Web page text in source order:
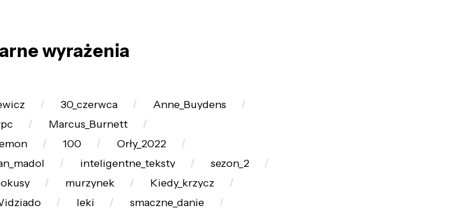
wyrażenia
30_czerwca
Anne_Buydens
Marcus_Burnett
100
Orły_2022
inteligentne_teksty
sezon_2
murzynek
Kiedy_krzycz
leki
smaczne_danie